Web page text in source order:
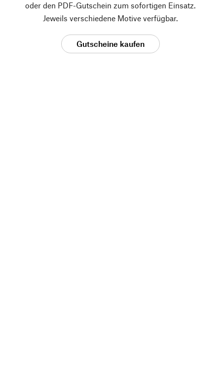
oder den PDF-Gutschein zum sofortigen Einsatz.
Jeweils verschiedene Motive verfügbar.
Gutscheine kaufen